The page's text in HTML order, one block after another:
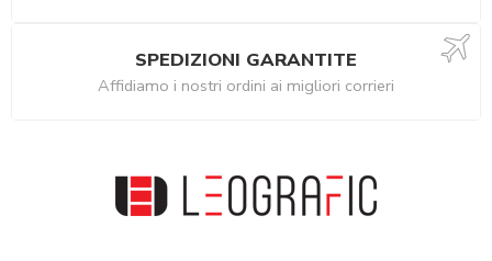
SPEDIZIONI GARANTITE
Affidiamo i nostri ordini ai migliori corrieri